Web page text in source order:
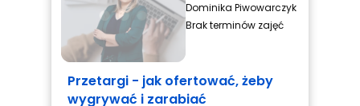
Dominika Piwowarczyk
Brak terminów zajęć
Przetargi - jak ofertować, żeby
wygrywać i zarabiać